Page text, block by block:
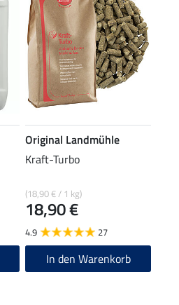
Original Landmühle
Kraft-Turbo
(18,90 € / 1 kg)
18,90 €
4.9 27
In den Warenkorb